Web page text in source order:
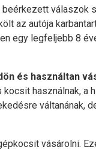
válaszok
az autója
egy legfeljebb 8
és használtan
használnak, a
váltanának,
vásárolni.